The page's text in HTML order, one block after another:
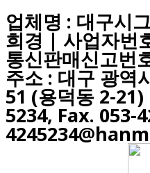
업체명 : 대구시
희경 | 사업자번
통신판매신고번
주소 : 대구 광역
51 (용덕동 2-21)
5234, Fax. 053-